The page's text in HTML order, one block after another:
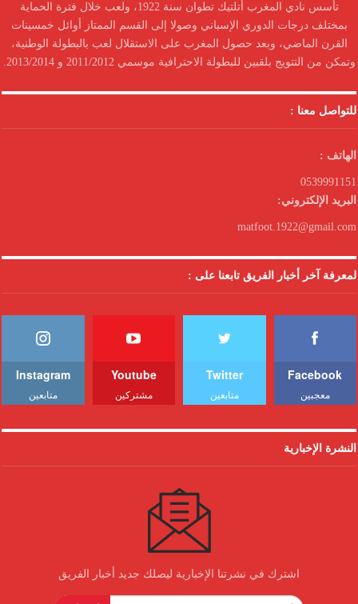
تأسس نادي المغرب أتلتيك تطوان سنة 1922، ولعب خلال فترة الحماية
بمختلف درجات الدوري الإسباني وصولا إلى القسم الممتاز أوائل خمسينات
القرن الماضي، وبعد حصول المغرب على الاستقلال لعب بالبطولة الوطنية،
وتمكن من التتويج بلقبين للبطولة الاحترافية موسمي 2011/2012 و 2013/2014.
للتواصل معنا :
الهاتف :
0539991151
البريد الإلكتروني:
matfoot.1922@gmail.com
لمعرفة آخر أخبار الفريق تابعنا على :
Facebook
معجبين
Twitter
متابعين
Youtube
مشتركين
Instagram
متابعين
النشرة الإخبارية
اشترك في نشرتنا الإخبارية ليصلك جديد أخبار الفريق